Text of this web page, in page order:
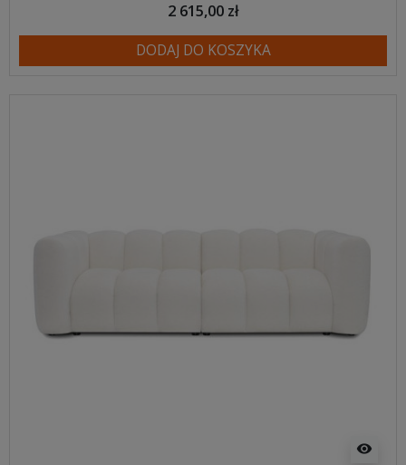
2 615,00 zł
DODAJ DO KOSZYKA
visibility